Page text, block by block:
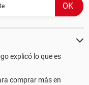
explicó lo que es
comprar más en